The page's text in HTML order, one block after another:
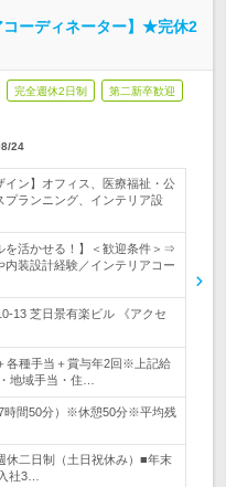
コーディネーター】★完休2
完全週休2日制 第二新卒歓迎
24
イン】オフィス、医療福祉・公
プランニング、インテリア設
を活かせる！】＜歓迎条件＞⇒
装設計経験／インテリアコー
13 芝日景有楽ビル 《アクセ
各種手当＋賞与年2回※上記給
地域手当・住…
時間50分）※休憩50分※平均残
休二日制（土日祝休み）■年末
社3…